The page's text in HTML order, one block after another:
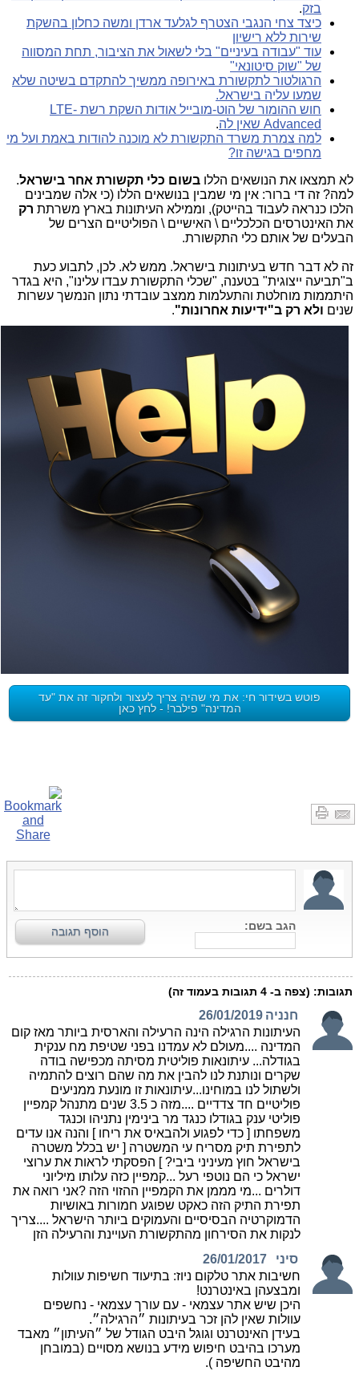
בזק.
כיצד צחי הנגבי הצטרף לגלעד ארדן ומשה כחלון בהשקת
שירות ללא רישיון
עוד "עבודה בעיניים" בלי לשאול את הציבור, תחת המסווה
של "שוק סיטונאי"
הרגולטור לתקשורת באירופה ממשיך להתקדם בשיטה שלא
שמעו עליה בישראל.
חוש ההומור של הוט-מובייל אודות השקת רשת LTE-
Advanced שאין לה
.
למה צמרת משרד התקשורת לא מוכנה להודות באמת ועל מי
מחפים בגישה זו?
לא תמצאו את הנושאים הללו בשום כלי תקשורת אחר בישראל.
למה? זה די ברור: אין מי שמבין בנושאים הללו (כי אלה שמבינים
הלכו כנראה לעבוד בהייטק), וממילא העיתונות בארץ משרתת רק
את האינטרסים הכלכליים \ האישיים \ הפוליטיים הצרים של
הבעלים של אותם כלי התקשורת.
זה לא דבר חדש בעיתונות בישראל. ממש לא. לכן, לתבוע כעת
ב"תביעה ייצוגית" בטענה, "שכלי התקשורת עבדו עלינו", היא בגדר
היתממות מוחלטת והתעלמות ממצב עובדתי נתון הנמשך עשרות
שנים ולא רק ב"ידיעות אחרונות".
פוטש בשידור חי: את מי שהיה צריך לעצור ולחקור זה את "עד
המדינה" פילבר! - לחץ כאן